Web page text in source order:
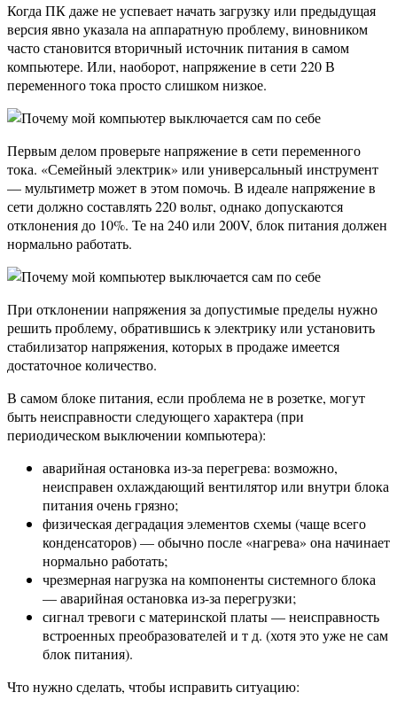
Когда ПК даже не успевает начать загрузку или предыдущая
версия явно указала на аппаратную проблему, виновником
часто становится вторичный источник питания в самом
компьютере. Или, наоборот, напряжение в сети 220 В
переменного тока просто слишком низкое.
Первым делом проверьте напряжение в сети переменного
тока. «Семейный электрик» или универсальный инструмент
— мультиметр может в этом помочь. В идеале напряжение в
сети должно составлять 220 вольт, однако допускаются
отклонения до 10%. Те на 240 или 200V, блок питания должен
нормально работать.
При отклонении напряжения за допустимые пределы нужно
решить проблему, обратившись к электрику или установить
стабилизатор напряжения, которых в продаже имеется
достаточное количество.
В самом блоке питания, если проблема не в розетке, могут
быть неисправности следующего характера (при
периодическом выключении компьютера):
аварийная остановка из-за перегрева: возможно,
неисправен охлаждающий вентилятор или внутри блока
питания очень грязно;
физическая деградация элементов схемы (чаще всего
конденсаторов) — обычно после «нагрева» она начинает
нормально работать;
чрезмерная нагрузка на компоненты системного блока
— аварийная остановка из-за перегрузки;
сигнал тревоги с материнской платы — неисправность
встроенных преобразователей и т д. (хотя это уже не сам
блок питания).
Что нужно сделать, чтобы исправить ситуацию: